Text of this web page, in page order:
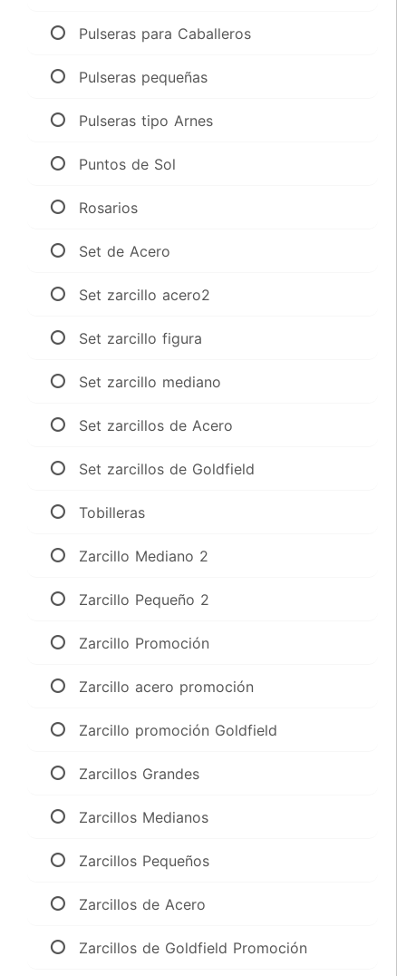
Pulseras para Caballeros
Pulseras pequeñas
Pulseras tipo Arnes
Puntos de Sol
Rosarios
Set de Acero
Set zarcillo acero2
Set zarcillo figura
Set zarcillo mediano
Set zarcillos de Acero
Set zarcillos de Goldfield
Tobilleras
Zarcillo Mediano 2
Zarcillo Pequeño 2
Zarcillo Promoción
Zarcillo acero promoción
Zarcillo promoción Goldfield
Zarcillos Grandes
Zarcillos Medianos
Zarcillos Pequeños
Zarcillos de Acero
Zarcillos de Goldfield Promoción